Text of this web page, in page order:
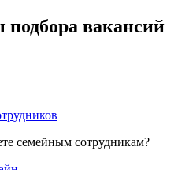
вакансий
семейным сотрудникам?